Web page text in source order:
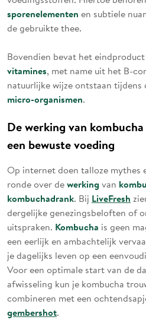
sporenelementen en subtiele
de gebruikte thee.
Bovendien bevat het
vitamines, met name uit het B-
natuurlijke wijze ontstaan tijdens
micro-organismen.
De werking van
een bewuste voeding
Op internet doen talloze mythes
ronde over dewerking van
kombuchadrank. Bij LiveFresh
dergelijke genezingsbeloften of
uitspraken. Kombucha is geen
een eerlijk en ambachtelijk
je dagelijks leven op een
Voor een optimale start van de
afwisseling kun je kombucha
combineren met een
gembershot.